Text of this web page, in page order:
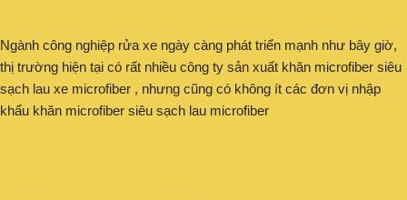
Ngành công nghiệp rửa xe ngày càng phát triển mạnh như bây giờ,
thị trường hiện tại có rất nhiều công ty sản xuất khăn microfiber siêu
sạch lau xe microfiber , nhưng cũng có không ít các đơn vị nhập
khẩu khăn microfiber siêu sạch lau microfiber